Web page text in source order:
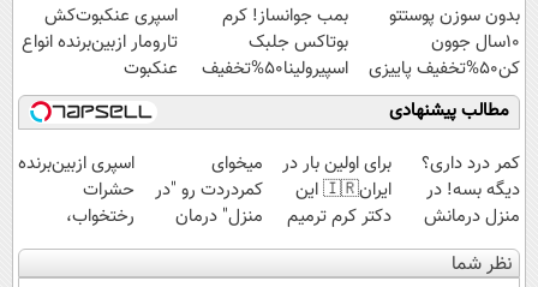
بدون سوزن پوستتو
10سال جوون
کن50%تخفیف پاییزی
بمب جوانساز! کرم
بوتاکس جلبک
اسپیرولینا50%تخفیف
اسپری عنکبوت‌‌کش
تارومار ازبین‌برنده انواع
عنکبوت
مطالب پیشنهادی
کمر درد داری؟
دیگه بسه! در
منزل درمانش
کن
(◀پرسش‌نامه)
برای اولین بار در
ایران🇮🇷 این
دکتر کرم ترمیم
کننده 23 روزه
میخوای
کمردردت رو "در
منزل" درمان
کنی؟ (◂فیلم +
اسپری ازبین‌برنده
حشرات
رختخواب،
مناسب برای
نظر شما